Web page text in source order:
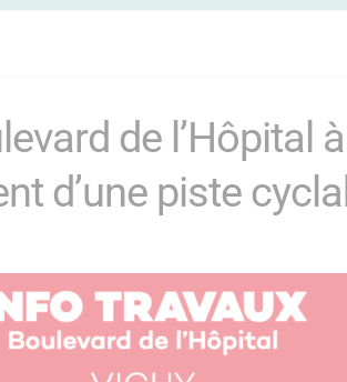
de l’Hôpital
d’une piste